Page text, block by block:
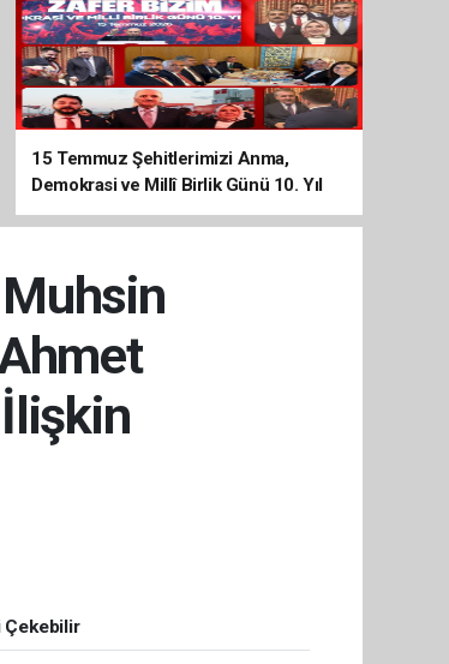
15 Temmuz Şehitlerimizi Anma,
Demokrasi ve Millî Birlik Günü 10. Yıl
Programına Yoğun Katılım
Çekebilir